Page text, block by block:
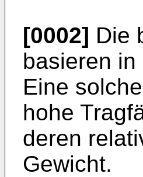
[0002] Die
basieren
Eine
hohe
deren
Gewicht.